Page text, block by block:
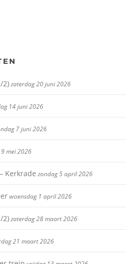
2)zaterdag 20 juni 2026
14 juni 2026
7 juni 2026
mei 2026
Kerkrade zondag 5 april 2026
woensdag 1 april 2026
2)zaterdag 28 maart 2026
21 maart 2026